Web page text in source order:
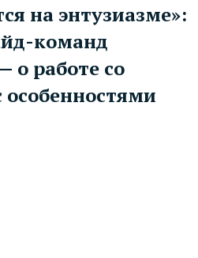
на энтузиазме»:
команд
о работе со